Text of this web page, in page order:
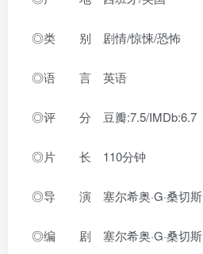
◎类 别 剧情/惊悚/恐怖
◎语 言 英语
◎评 分 豆瓣:7.5/IMDb:6.7
◎片 长 110分钟
◎导 演 塞尔希奥·G·桑切斯
◎编 剧 塞尔希奥·G·桑切斯